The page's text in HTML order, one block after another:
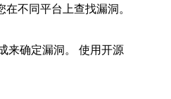
不同平台上查找漏洞。
来确定漏洞。 使用开源